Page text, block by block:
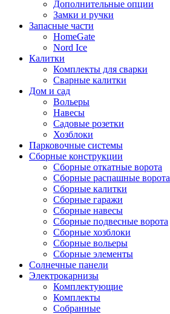
Дополнительные опции
Замки и ручки
Запасные части
HomeGate
Nord Ice
Калитки
Комплекты для сварки
Сварные калитки
Дом и сад
Вольеры
Навесы
Садовые розетки
Хозблоки
Парковочные системы
Сборные конструкции
Сборные откатные ворота
Сборные распашные ворота
Сборные калитки
Сборные гаражи
Сборные навесы
Сборные подвесные ворота
Сборные хозблоки
Сборные вольеры
Сборные элементы
Солнечные панели
Электрокарнизы
Комплектующие
Комплекты
Собранные